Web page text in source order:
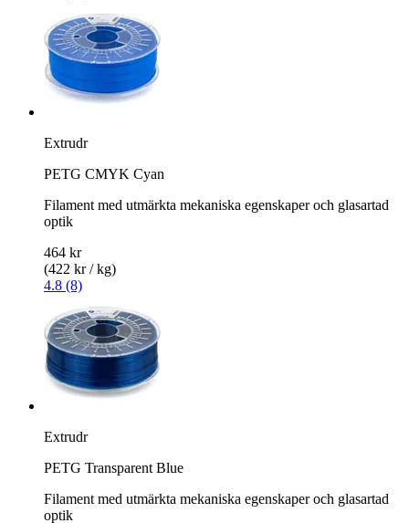
Extrudr
PETG CMYK Cyan
Filament med utmärkta mekaniska egenskaper och glasartad
optik
464 kr
(422 kr / kg)
4.8 (8)
Extrudr
PETG Transparent Blue
Filament med utmärkta mekaniska egenskaper och glasartad
optik